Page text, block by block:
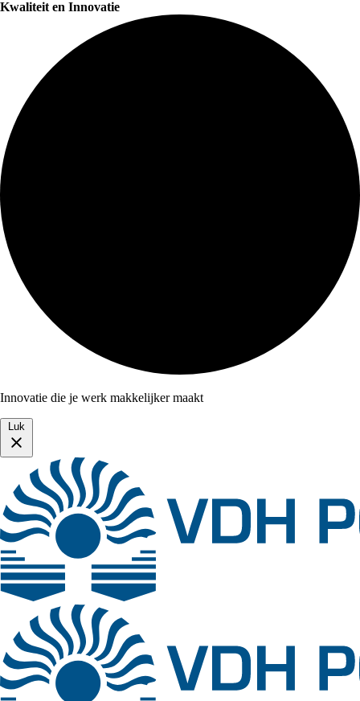
Kwaliteit en Innovatie
Innovatie die je werk makkelijker maakt
Luk